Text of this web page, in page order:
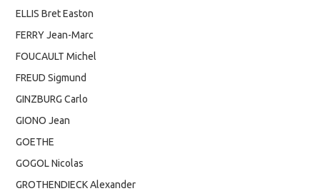
ELLIS Bret Easton
FERRY Jean-Marc
FOUCAULT Michel
FREUD Sigmund
GINZBURG Carlo
GIONO Jean
GOETHE
GOGOL Nicolas
GROTHENDIECK Alexander